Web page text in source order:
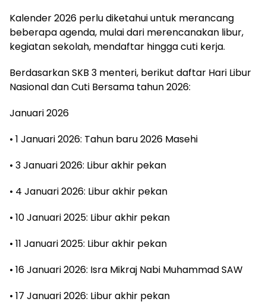
Kalender 2026 perlu diketahui untuk merancang
beberapa agenda, mulai dari merencanakan libur,
kegiatan sekolah, mendaftar hingga cuti kerja.
Berdasarkan SKB 3 menteri, berikut daftar Hari Libur
Nasional dan Cuti Bersama tahun 2026:
Januari 2026
• 1 Januari 2026: Tahun baru 2026 Masehi
• 3 Januari 2026: Libur akhir pekan
• 4 Januari 2026: Libur akhir pekan
• 10 Januari 2025: Libur akhir pekan
• 11 Januari 2025: Libur akhir pekan
• 16 Januari 2026: Isra Mikraj Nabi Muhammad SAW
• 17 Januari 2026: Libur akhir pekan